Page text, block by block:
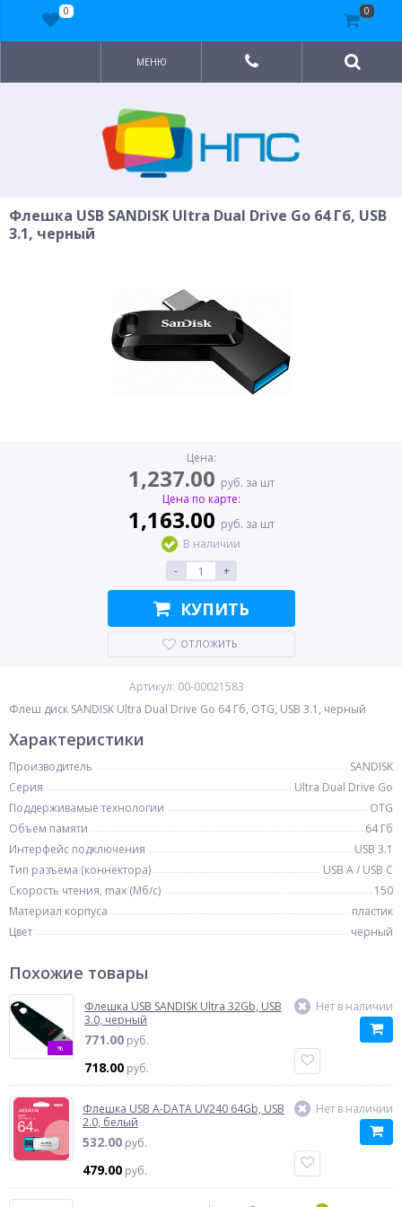
МЕНЮ
Флешка USB SANDISK Ultra Dual Drive Go 64 Гб, USB
3.1, черный
Цена:
1,237.00 руб. за шт
Цена по карте:
1,163.00 руб. за шт
В наличии
-
+
КУПИТЬ
ОТЛОЖИТЬ
Артикул: 00-00021583
Флеш диск SANDISK Ultra Dual Drive Go 64 Гб, OTG, USB 3.1, черный
Характеристики
Производитель
SANDISK
Серия
Ultra Dual Drive Go
Поддерживамые технологии
OTG
Объем памяти
64 Гб
Интерфейс подключения
USB 3.1
Тип разъема (коннектора)
USB A / USB C
Скорость чтения, max (Мб/с)
150
Материал корпуса
пластик
Цвет
черный
Похожие товары
%
Флешка USB SANDISK Ultra 32Gb, USB
3.0, черный
771.00 руб.
718.00 руб.
Нет в наличии
Флешка USB A-DATA UV240 64Gb, USB
2.0, белый
532.00 руб.
479.00 руб.
Нет в наличии
0 0